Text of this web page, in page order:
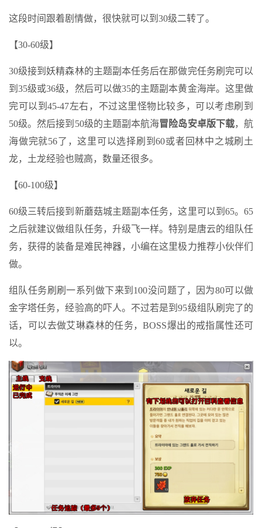
这段时间跟着剧情做，很快就可以到30级二转了。
【30-60级】
30级接到妖精森林的主题副本任务后在那做完任务刷完可以
到35级或36级，然后可以做35的主题副本黄金海岸。这里做
完可以到45-47左右，不过这里怪物比较多，可以考虑刷到
50级。然后接到50级的主题副本航海冒险岛安卓版下载，航
海做完就56了，这里可以选择刷到60或者回林中之城刷土
龙，土龙经验也贼高，数量还很多。
【60-100级】
60级三转后接到新蘑菇城主题副本任务，这里可以到65。65
之后就建议做组队任务，升级飞一样。特别是唐云的组队任
务，获得的装备是难民神器，小编在这里极力推荐小伙伴们
做。
组队任务刷刷一系列做下来到100没问题了，因为80可以做
金字塔任务，经验高的吓人。不过若是到95级组队刷完了的
话，可以去做艾琳森林的任务，BOSS爆出的戒指属性还可
以。